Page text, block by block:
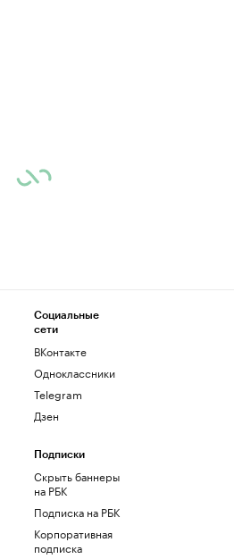
Социальные
сети
ВКонтакте
Одноклассники
Telegram
Дзен
Подписки
Скрыть баннеры
на РБК
Подписка на РБК
Корпоративная
подписка